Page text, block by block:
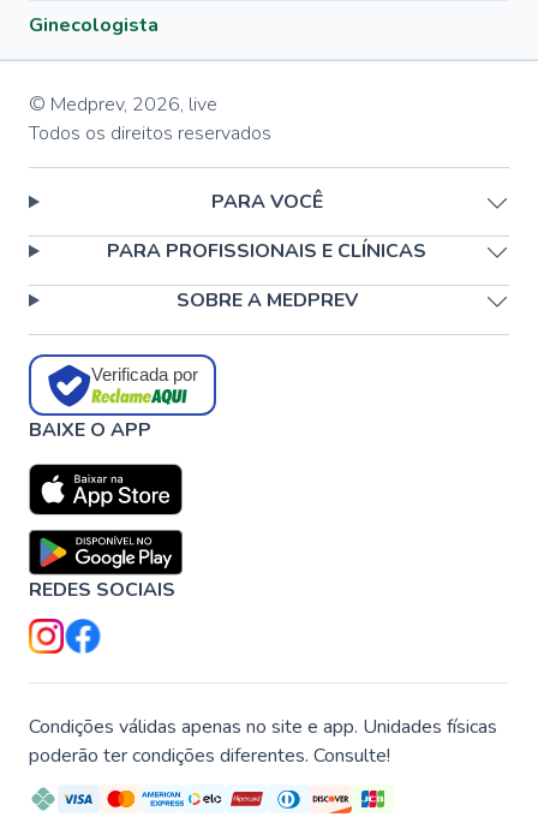
Ginecologista
© Medprev, 2026, live
Todos os direitos reservados
PARA VOCÊ
PARA PROFISSIONAIS E CLÍNICAS
SOBRE A MEDPREV
Verificada por
BAIXE O APP
REDES SOCIAIS
Condições válidas apenas no site e app. Unidades físicas
poderão ter condições diferentes. Consulte!